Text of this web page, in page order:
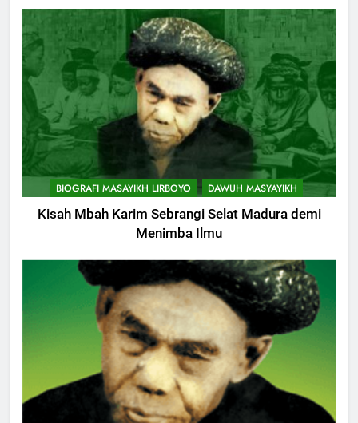
BIOGRAFI MASAYIKH LIRBOYO DAWUH MASYAYIKH
Kisah Mbah Karim Sebrangi Selat Madura demi
Menimba Ilmu